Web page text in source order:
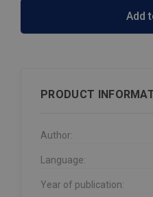
Add
PRODUCT
Author:
Language:
Year of publication: